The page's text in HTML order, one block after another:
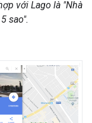
với Lago là "Nhà
sao".